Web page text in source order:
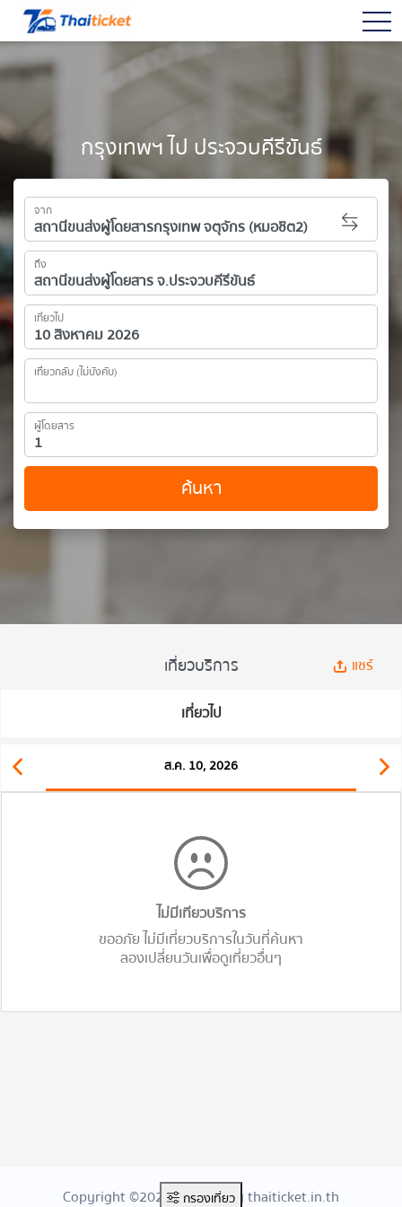
กรุงเทพฯ ไป ประจวบคีรีขันธ์
จาก
ถึง
เที่ยวไป
เที่ยวกลับ (ไม่บังคับ)
ผู้โดยสาร
ค้นหา
เที่ยวบริการ แชร์
เที่ยวไป
ส.ค. 10, 2026
ไม่มีเทียวบริการ
ขออภัย ไม่มีเที่ยวบริการในวันที่ค้นหา
ลองเปลี่ยนวันเพื่อดูเที่ยวอื่นๆ
กรองเที่ยว
Copyright ©2026 Created By thaiticket.in.th